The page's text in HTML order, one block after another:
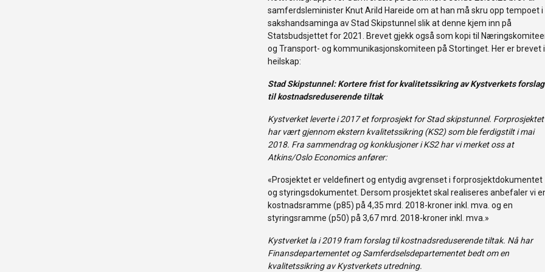
samferdsleminister Knut Arild Hareide om at han må skru opp tempoet i
sakshandsaminga av Stad Skipstunnel slik at denne kjem inn på
Statsbudsjettet for 2021. Brevet gjekk også som kopi til
og Transport- og kommunikasjonskomiteen på Stortinget. Her er brevet i
heilskap:
Stad Skipstunnel: Kortere frist for kvalitetssikring av Kystverkets forslag
til kostnadsreduserende tiltak
Kystverket leverte i 2017 et forprosjekt for Stad skipstunnel. Forprosjektet
har vært gjennom ekstern kvalitetssikring (KS2) som ble ferdigstilt i mai
2018. Fra sammendrag og konklusjoner i KS2 har vi merket oss at
Atkins/Oslo Economics anfører:
«Prosjektet er veldefinert og entydig avgrenset i forprosjektdokumentet
og styringsdokumentet. Dersom prosjektet skal realiseres anbefaler vi
kostnadsramme (p85) på 4,35 mrd. 2018-kroner inkl. mva. og en
styringsramme (p50) på 3,67 mrd. 2018-kroner inkl. mva.»
Kystverket la i 2019 fram forslag til kostnadsreduserende tiltak. Nå har
Finansdepartementet og Samferdselsdepartementet bedt om en
kvalitetssikring av Kystverkets utredning.